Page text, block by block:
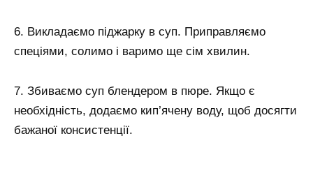
6. Викладаємо піджарку в суп. Приправляємо
спеціями, солимо і варимо ще сім хвилин.
7. Збиваємо суп блендером в пюре. Якщо є
необхідність, додаємо кип’ячену воду, щоб досягти
бажаної консистенції.